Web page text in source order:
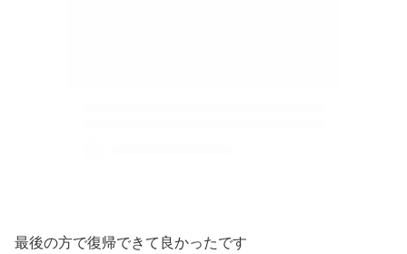
最後の方で復帰できて良かったです